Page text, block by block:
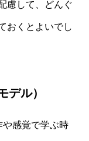
慮して、どんぐ
おくとよいでし
デル）
や感覚で学ぶ時